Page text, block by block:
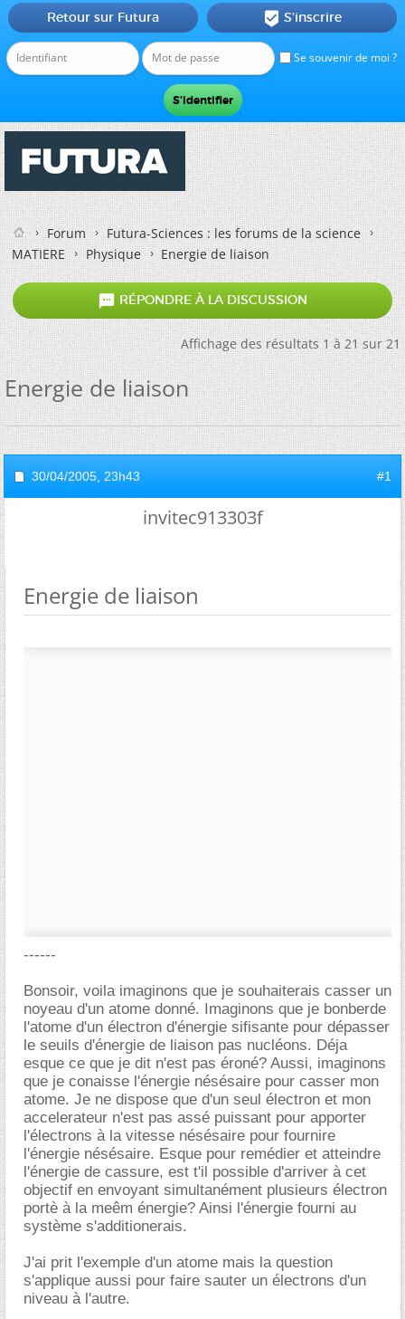
Se souvenir de moi ?
Retour sur Futura  S'inscrire
Forum
Futura-Sciences : les forums de la science
MATIERE
Physique Energie de liaison
 RÉPONDRE À LA DISCUSSION
Affichage des résultats 1 à 21 sur 21
Energie de liaison
30/04/2005, 23h43 #1
invitec913303f
Energie de liaison
------
Bonsoir, voila imaginons que je souhaiterais casser un
noyeau d'un atome donné. Imaginons que je bonberde
l'atome d'un électron d'énergie sifisante pour dépasser
le seuils d'énergie de liaison pas nucléons. Déja
esque ce que je dit n'est pas éroné? Aussi, imaginons
que je conaisse l'énergie nésésaire pour casser mon
atome. Je ne dispose que d'un seul électron et mon
accelerateur n'est pas assé puissant pour apporter
l'électrons à la vitesse nésésaire pour fournire
l'énergie nésésaire. Esque pour remédier et atteindre
l'énergie de cassure, est t'il possible d'arriver à cet
objectif en envoyant simultanément plusieurs électron
portè à la meêm énergie? Ainsi l'énergie fourni au
système s'additionerais.
J'ai prit l'exemple d'un atome mais la question
s'applique aussi pour faire sauter un électrons d'un
niveau à l'autre.